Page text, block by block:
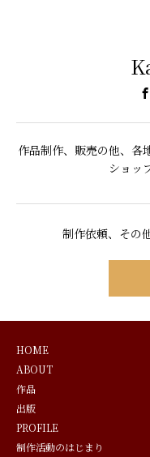
作品制作、販売の他、各
ショッ
制作依頼、その
HOME
ABOUT
作品
出版
PROFILE
制作活動のはじまり